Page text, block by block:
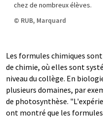
chez de nombreux élèves.
© RUB, Marquard
Les formules chimiques
de chimie, où elles sont
niveau du collège. En
plusieurs domaines, par
de photosynthèse.
ont montré que les